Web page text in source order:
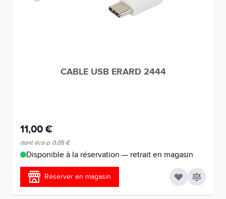
CABLE USB ERARD 2444
11,00 €
dont éco-p 0,05 €
Disponible à la réservation — retrait en magasin
Réserver en magasin